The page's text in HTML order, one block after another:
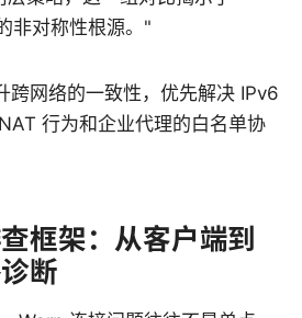
非对称性根源。"
跨网络的一致性，优先解决 IPv6
行为和企业代理的白名单协
框架：从客户端到
断